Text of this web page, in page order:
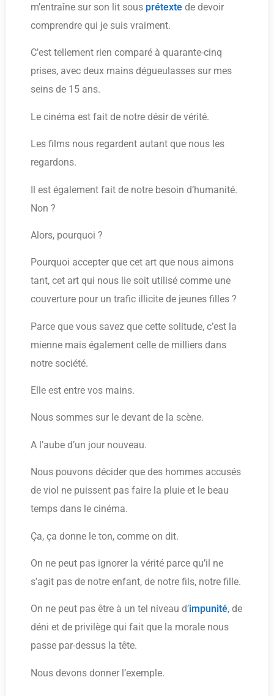
m’entraîne sur son lit sous prétexte de devoir
comprendre qui je suis vraiment.
C’est tellement rien comparé à quarante-cinq
prises, avec deux mains dégueulasses sur mes
seins de 15 ans.
Le cinéma est fait de notre désir de vérité.
Les films nous regardent autant que nous les
regardons.
Il est également fait de notre besoin d’humanité.
Non ?
Alors, pourquoi ?
Pourquoi accepter que cet art que nous aimons
tant, cet art qui nous lie soit utilisé comme une
couverture pour un trafic illicite de jeunes filles ?
Parce que vous savez que cette solitude, c’est la
mienne mais également celle de milliers dans
notre société.
Elle est entre vos mains.
Nous sommes sur le devant de la scène.
A l’aube d’un jour nouveau.
Nous pouvons décider que des hommes accusés
de viol ne puissent pas faire la pluie et le beau
temps dans le cinéma.
Ça, ça donne le ton, comme on dit.
On ne peut pas ignorer la vérité parce qu’il ne
s’agit pas de notre enfant, de notre fils, notre fille.
On ne peut pas être à un tel niveau d’impunité, de
déni et de privilège qui fait que la morale nous
passe par-dessus la tête.
Nous devons donner l’exemple.